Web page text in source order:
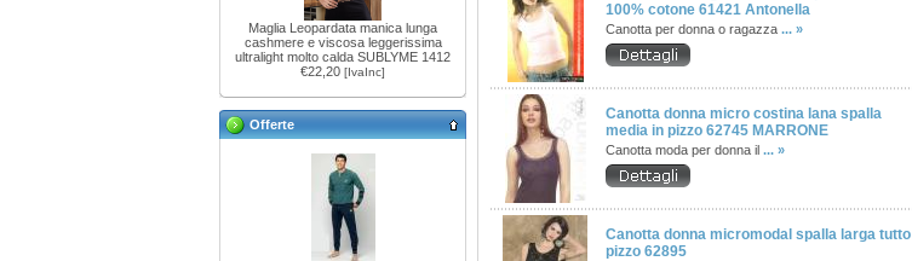
Maglia Leopardata manica lunga
cashmere e viscosa leggerissima
ultralight molto calda SUBLYME 1412
€22,20 [IvaInc]
Offerte
100% cotone 61421 Antonella
Canotta per donna o ragazza ... »
Canotta donna micro costina lana spalla
media in pizzo 62745 MARRONE
Canotta moda per donna il ... »
Canotta donna micromodal spalla larga tutto
pizzo 62895